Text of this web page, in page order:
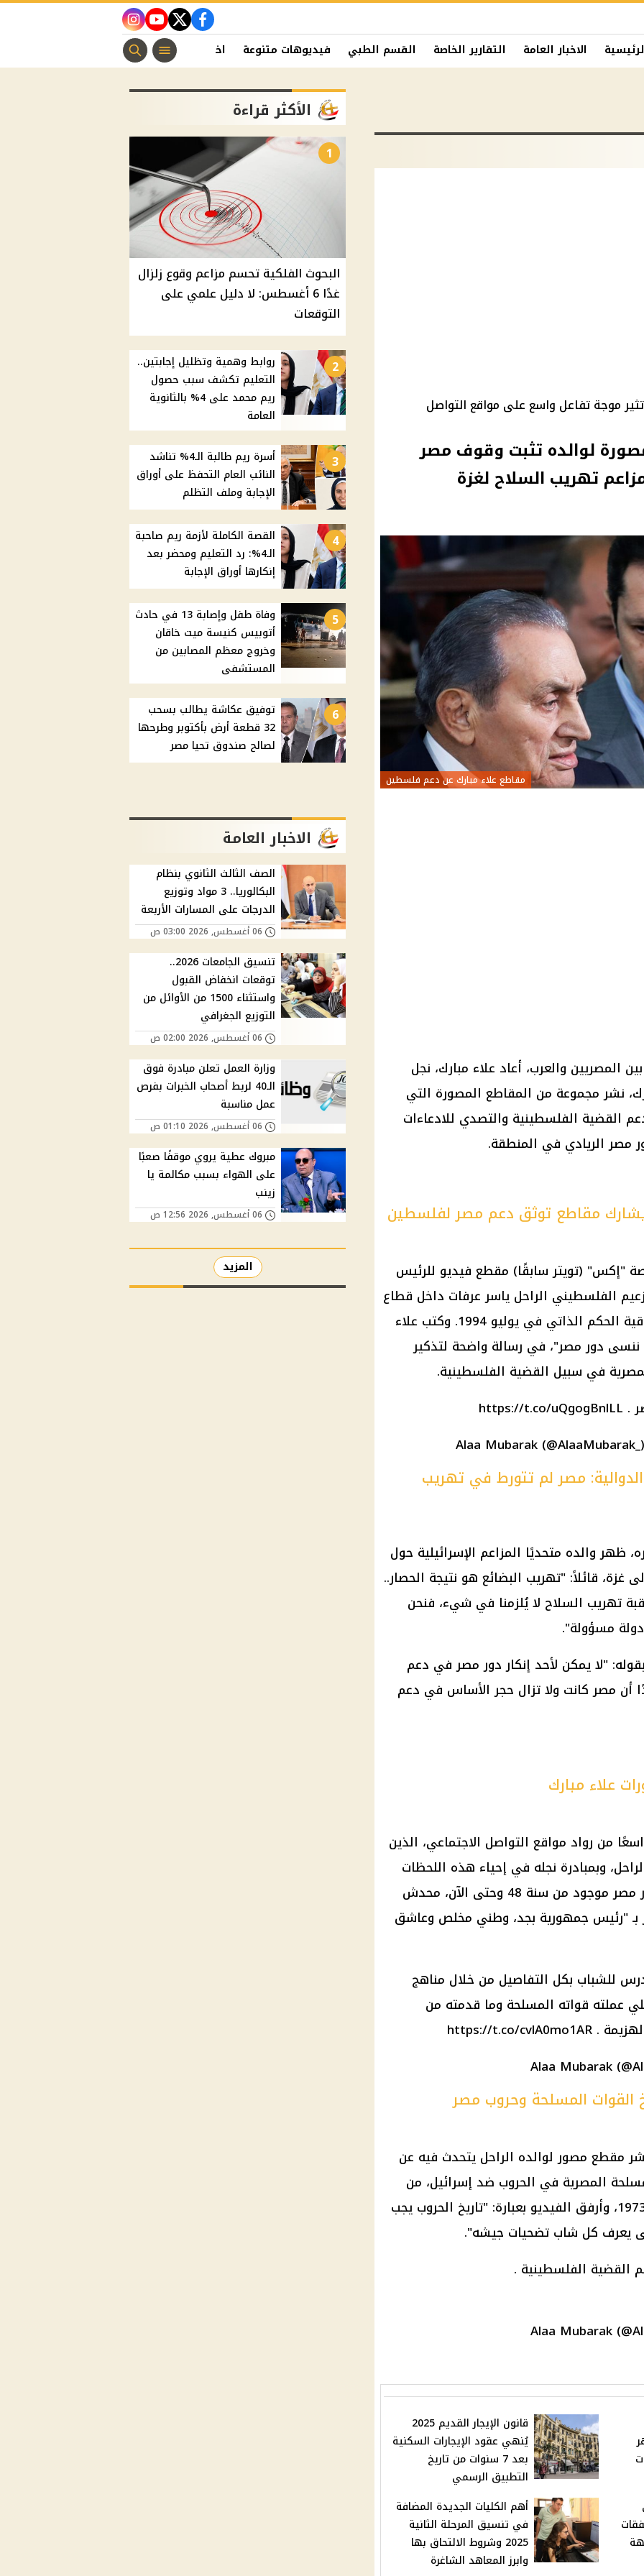
facebook
twitter
youtube
instagram
الاخبار العامة التقارير الخاصة القسم الطبي فيديوهات متنوعة اخبار الفن منوعات مسيحية
موجة تفاعل واسع على مواقع التواصل
لوالده تثبت وقوف مصر
تهريب السلاح لغزة
مقاطع علاء مبارك عن دعم فلسطين
المصريين والعرب، أعاد علاء مبارك، نجل
، نشر مجموعة من المقاطع المصورة التي
القضية الفلسطينية والتصدي للادعاءات
مصر الريادي في المنطقة.
مقاطع توثق دعم مصر لفلسطين
"إكس" (تويتر سابقًا) مقطع فيديو للرئيس
الفلسطيني الراحل ياسر عرفات داخل قطاع
الذاتي في يوليو 1994. وكتب
علاء
دور مصر"، في رسالة واضحة لتذكير
في سبيل القضية الفلسطينية.
.
https://t.co/uQgogBnlLL
مصر لم تتورط في تهريب
ظهر والده متحديًا المزاعم الإسرائيلية حول
قائلاً: "تهريب البضائع هو نتيجة الحصار..
تهريب السلاح لا يُلزمنا في شيء، فنحن
مسؤولة".
"لا يمكن لأحد إنكار دور مصر في دعم
أن مصر كانت ولا تزال حجر الأساس في دعم
علاء مبارك
من رواد مواقع التواصل الاجتماعي، الذين
وبمبادرة نجله في إحياء هذه اللحظات
التاريخية. وكتب أحد المتابعين: "دور مصر موجود من سنة 48 وحتى الآن، محدش
"رئيس جمهورية بجد، وطني مخلص وعاشق
للشباب بكل التفاصيل من خلال مناهج
عملته قواته المسلحة وما قدمته من
.
https://t.co/cvlA0mo1AR
القوات المسلحة وحروب مصر
مقطع مصور لوالده الراحل يتحدث فيه عن
المصرية في الحروب ضد إسرائيل، من
نكسة يونيو 1967 إلى نصر أكتوبر 1973، وأرفق الفيديو بعبارة: "تاريخ الحروب يجب
يعرف كل شاب تضحيات جيشه".
القضية الفلسطينية .
قانون الإيجار القديم 2025
يُنهي عقود الإيجارات السكنية
بعد 7 سنوات من تاريخ
التطبيق الرسمي
أهم الكليات الجديدة المضافة
في تنسيق المرحلة الثانية
2025 وشروط الالتحاق بها
وابرز المعاهد الشاغرة
الأكثر قراءة
1
البحوث الفلكية تحسم مزاعم وقوع زلزال
غدًا 6 أغسطس: لا دليل علمي على
التوقعات
2
روابط وهمية وتظليل إجابتين..
التعليم تكشف سبب حصول
ريم محمد على 4% بالثانوية
العامة
3
أسرة ريم طالبة الـ4% تناشد
النائب العام التحفظ على أوراق
الإجابة وملف التظلم
4
القصة الكاملة لأزمة ريم صاحبة
الـ4%: رد التعليم ومحضر بعد
إنكارها أوراق الإجابة
5
وفاة طفل وإصابة 13 في حادث
أتوبيس كنيسة ميت خاقان
وخروج معظم المصابين من
المستشفى
6
توفيق عكاشة يطالب بسحب
32 قطعة أرض بأكتوبر وطرحها
لصالح صندوق تحيا مصر
الاخبار العامة
الصف الثالث الثانوي بنظام
البكالوريا.. 3 مواد وتوزيع
الدرجات على المسارات الأربعة
06 أغسطس, 2026 03:00 ص
تنسيق الجامعات 2026..
توقعات انخفاض القبول
واستثناء 1500 من الأوائل من
التوزيع الجغرافي
06 أغسطس, 2026 02:00 ص
وزارة العمل تعلن مبادرة فوق
الـ40 لربط أصحاب الخبرات بفرص
عمل مناسبة
06 أغسطس, 2026 01:10 ص
مبروك عطية يروي موقفًا صعبًا
على الهواء بسبب مكالمة يا
زينب
06 أغسطس, 2026 12:56 ص
المزيد